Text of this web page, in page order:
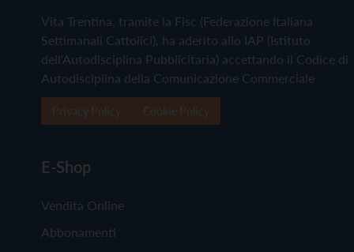
Vita Trentina, tramite la Fisc (Federazione Italiana
Settimanali Cattolici), ha aderito allo IAP (Istituto
dell'Autodisciplina Pubblicitaria) accettando il Codice di
Autodisciplina della Comunicazione Commerciale
E-Shop
Vendita Online
Abbonamenti